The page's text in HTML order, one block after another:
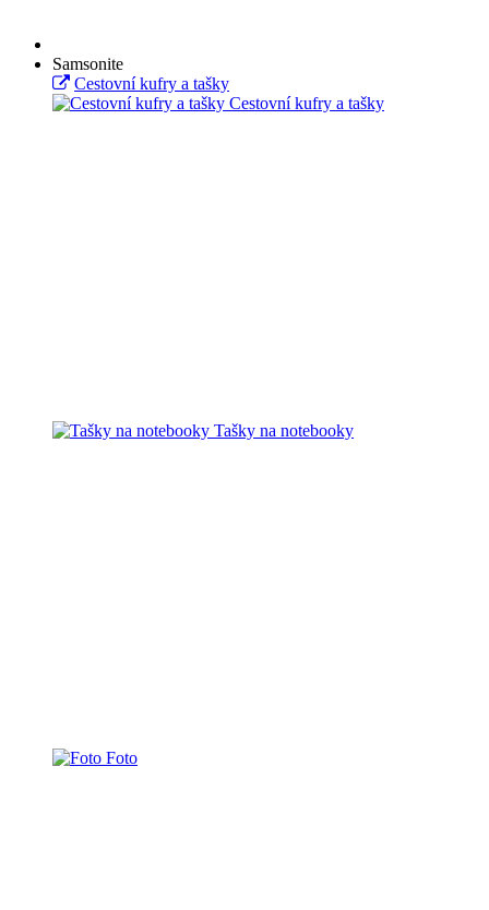
Samsonite
Cestovní kufry a tašky
Cestovní kufry a tašky
Tašky na notebooky
Foto